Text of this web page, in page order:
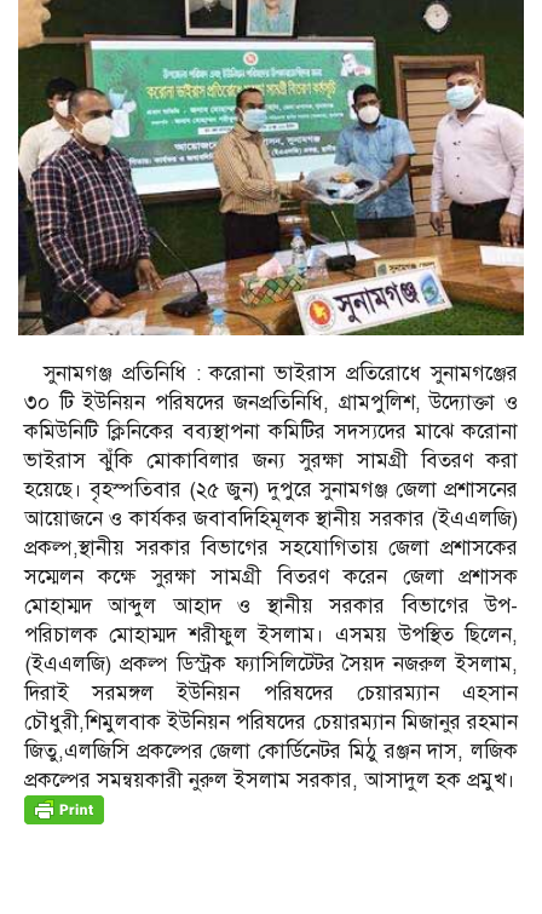
সুনামগঞ্জ প্রতিনিধি : করোনা ভাইরাস প্রতিরোধে সুনামগঞ্জের
৩০ টি ইউনিয়ন পরিষদের জনপ্রতিনিধি, গ্রামপুলিশ, উদ্যোক্তা ও
কমিউনিটি ক্লিনিকের বব্যস্থাপনা কমিটির সদস্যদের মাঝে করোনা
ভাইরাস ঝুঁকি মোকাবিলার জন্য সুরক্ষা সামগ্রী বিতরণ করা
হয়েছে। বৃহস্পতিবার (২৫ জুন) দুপুরে সুনামগঞ্জ জেলা প্রশাসনের
আয়োজনে ও কার্যকর জবাবদিহিমূলক স্থানীয় সরকার (ইএএলজি)
প্রকল্প,স্থানীয় সরকার বিভাগের সহযোগিতায় জেলা প্রশাসকের
সম্মেলন কক্ষে সুরক্ষা সামগ্রী বিতরণ করেন জেলা প্রশাসক
মোহাম্মদ আব্দুল আহাদ ও স্থানীয় সরকার বিভাগের উপ-
পরিচালক মোহাম্মদ শরীফুল ইসলাম। এসময় উপস্থিত ছিলেন,
(ইএএলজি) প্রকল্প ডিস্ট্রক ফ্যাসিলিটেটর সৈয়দ নজরুল ইসলাম,
দিরাই সরমঙ্গল ইউনিয়ন পরিষদের চেয়ারম্যান এহসান
চৌধুরী,শিমুলবাক ইউনিয়ন পরিষদের চেয়ারম্যান মিজানুর রহমান
জিতু,এলজিসি প্রকল্পের জেলা কোর্ডিনেটর মিঠু রঞ্জন দাস, লজিক
প্রকল্পের সমন্বয়কারী নুরুল ইসলাম সরকার, আসাদুল হক প্রমুখ।